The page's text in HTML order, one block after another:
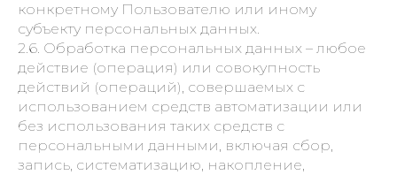
конкретному Пользователю или иному
субъекту персональных данных.
2.6. Обработка персональных данных – любое
действие (операция) или совокупность
действий (операций), совершаемых с
использованием средств автоматизации или
без использования таких средств с
персональными данными, включая сбор,
запись, систематизацию, накопление,